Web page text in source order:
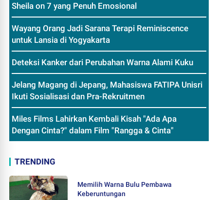
Sheila on 7 yang Penuh Emosional
Wayang Orang Jadi Sarana Terapi Reminiscence
untuk Lansia di Yogyakarta
Deteksi Kanker dari Perubahan Warna Alami Kuku
Jelang Magang di Jepang, Mahasiswa FATIPA Unisri
Ikuti Sosialisasi dan Pra-Rekruitmen
Miles Films Lahirkan Kembali Kisah "Ada Apa
Dengan Cinta?" dalam Film "Rangga & Cinta"
TRENDING
Memilih Warna Bulu Pembawa
Keberuntungan